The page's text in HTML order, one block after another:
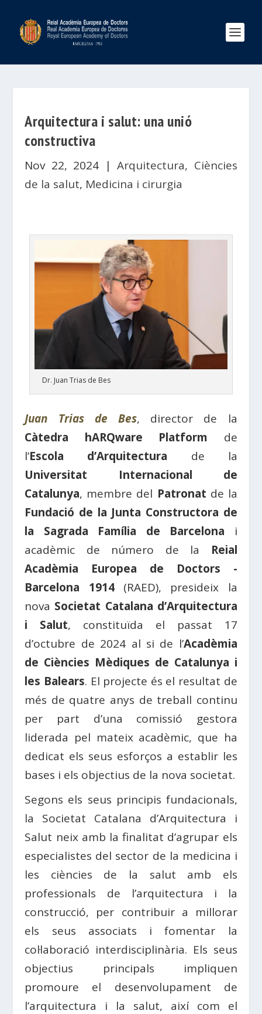
Arquitectura i salut: una unió
constructiva
Nov 22, 2024|Arquitectura, Ciències
de la salut, Medicina i cirurgia
Dr. Juan Trias de Bes
Juan Trias de Bes, director de la
Càtedra hARQware Platform de
l’Escola d’Arquitectura de la
Universitat Internacional de
Catalunya, membre del Patronat de la
Fundació de la Junta Constructora de
la Sagrada Família de Barcelona i
acadèmic de número de la Reial
Acadèmia Europea de Doctors -
Barcelona 1914(RAED), presideix la
nova Societat Catalana d’Arquitectura
i Salut, constituïda el passat 17
d’octubre de 2024 al si de l’Acadèmia
de Ciències Mèdiques de Catalunya i
les Balears. El projecte és el resultat de
més de quatre anys de treball continu
per part d’una comissió gestora
liderada pel mateix acadèmic, que ha
dedicat els seus esforços a establir les
bases i els objectius de la nova societat.
Segons els seus principis fundacionals,
la Societat Catalana d’Arquitectura i
Salut neix amb la finalitat d’agrupar els
especialistes del sector de la medicina i
les ciències de la salut amb els
professionals de l’arquitectura i la
construcció, per contribuir a millorar
els seus associats i fomentar la
col·laboració interdisciplinària. Els seus
objectius principals impliquen
promoure el desenvolupament de
l’arquitectura i la salut, així com el